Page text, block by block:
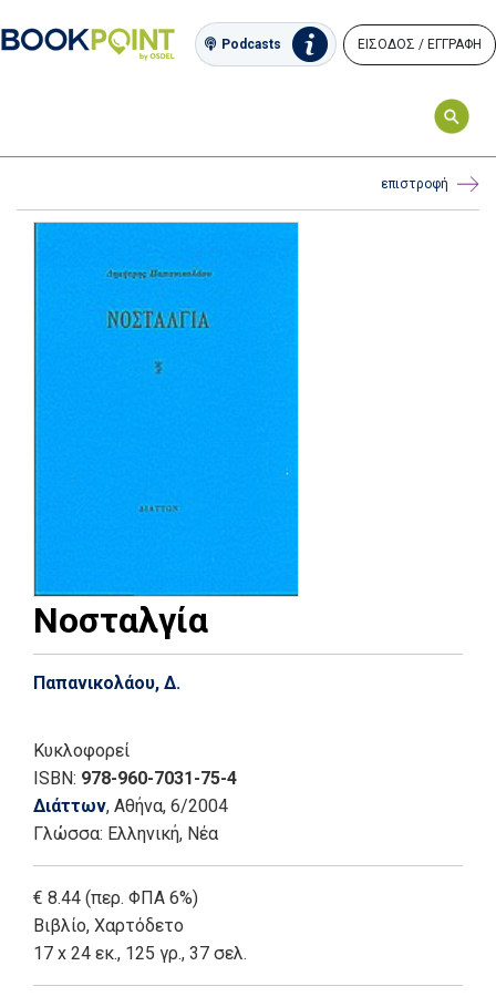
Podcasts ΕΙΣΟΔΟΣ / ΕΓΓΡΑΦΗ
επιστροφή
Νοσταλγία
Παπανικολάου, Δ.
Κυκλοφορεί
ISBN: 978-960-7031-75-4
Διάττων, Αθήνα, 6/2004
Γλώσσα: Ελληνική, Νέα
€ 8.44 (περ. ΦΠΑ 6%)
Βιβλίο, Χαρτόδετο
17 x 24 εκ., 125 γρ., 37 σελ.